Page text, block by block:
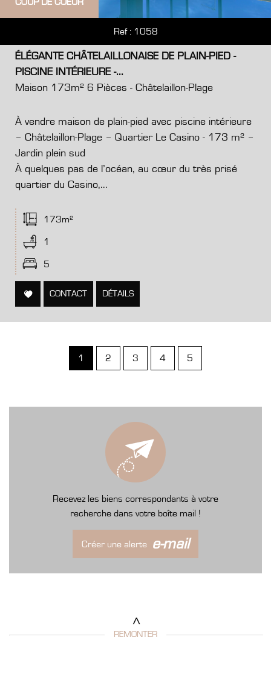
COUP DE COEUR
Ref : 1058
ÉLÉGANTE CHÂTELAILLONAISE DE PLAIN-PIED -
PISCINE INTÉRIEURE -...
Maison 173m² 6 Pièces - Châtelaillon-Plage
À vendre maison de plain-pied avec piscine intérieure
– Châtelaillon-Plage – Quartier Le Casino - 173 m² –
Jardin plein sud
À quelques pas de l’océan, au cœur du très prisé
quartier du Casino,...
173m²
1
5
CONTACT DÉTAILS
1 2 3 4 5
Recevez les biens correspondants à votre
recherche dans votre boîte mail !
Créer une alerte e-mail
REMONTER